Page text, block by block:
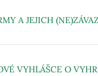
A JEJICH
VYHLÁŠCE O